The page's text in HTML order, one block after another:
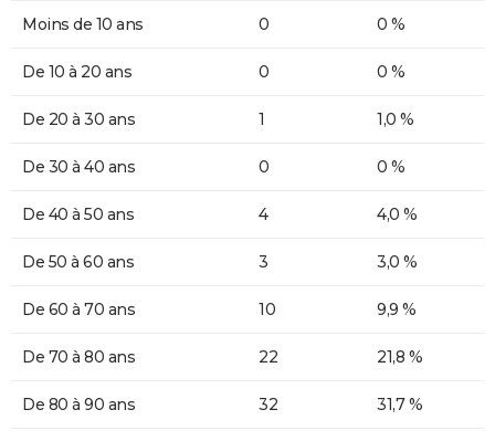
Moins de 10 ans 0 0 %
De 10 à 20 ans 0 0 %
De 20 à 30 ans 1 1,0 %
De 30 à 40 ans 0 0 %
De 40 à 50 ans 4 4,0 %
De 50 à 60 ans 3 3,0 %
De 60 à 70 ans 10 9,9 %
De 70 à 80 ans 22 21,8 %
De 80 à 90 ans 32 31,7 %